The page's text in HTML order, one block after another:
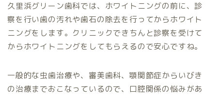
久里浜グリーン歯科では、ホワイトニングの前に、診
察を行い歯の汚れや歯石の除去を行ってからホワイト
ニングをします。クリニックできちんと診察を受けて
からホワイトニングをしてもらえるので安心ですね。
一般的な虫歯治療や、審美歯科、顎関節症からいびき
の治療までおこなっているので、口腔関係の悩みがあ